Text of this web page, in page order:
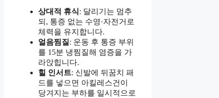
상대적 휴식: 달리기는 멈추
되, 통증 없는 수영·자전거로
체력을 유지합니다.
얼음찜질: 운동 후 통증 부위
를 15분 냉찜질해 염증을 가
라앉힙니다.
힐 인서트: 신발에 뒤꿈치 패
드를 넣으면 아킬레스건이
당겨지는 부하를 일시적으로